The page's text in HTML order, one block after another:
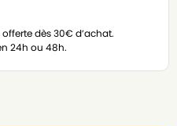
dès 30€ d’achat.
24h ou 48h.